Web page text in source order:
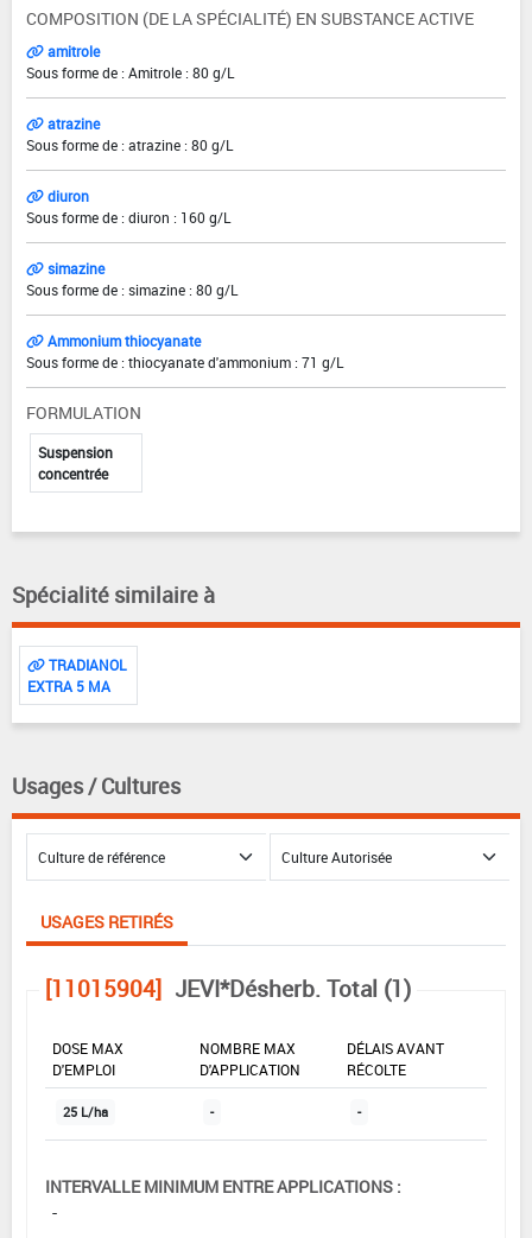
COMPOSITION (DE LA SPÉCIALITÉ) EN SUBSTANCE ACTIVE
amitrole
Sous forme de : Amitrole : 80 g/L
atrazine
Sous forme de : atrazine : 80 g/L
diuron
Sous forme de : diuron : 160 g/L
simazine
Sous forme de : simazine : 80 g/L
Ammonium thiocyanate
Sous forme de : thiocyanate d'ammonium : 71 g/L
FORMULATION
Suspension
concentrée
Spécialité similaire à
TRADIANOL
EXTRA 5 MA
Usages / Cultures
USAGES RETIRÉS
[11015904] JEVI*Désherb. Total (1)
DOSE MAX
D'EMPLOI
NOMBRE MAX
D'APPLICATION
DÉLAIS AVANT
RÉCOLTE
25 L/ha - -
INTERVALLE MINIMUM ENTRE APPLICATIONS :
-